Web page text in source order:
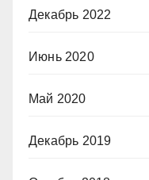
Декабрь 2022
Июнь 2020
Май 2020
Декабрь 2019